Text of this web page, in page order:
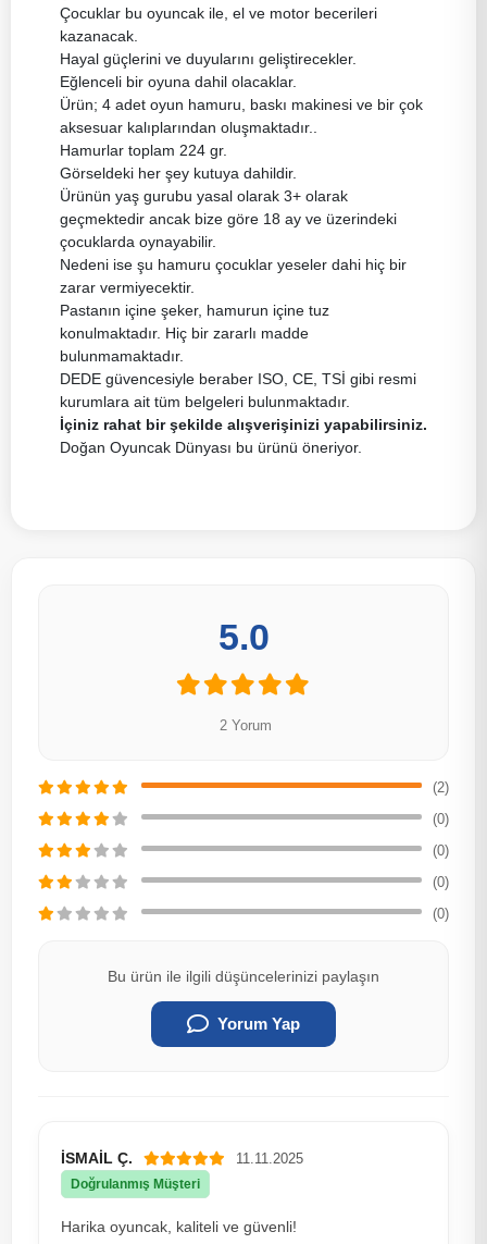
Çocuklar bu oyuncak ile, el ve motor becerileri
kazanacak.
Hayal güçlerini ve duyularını geliştirecekler.
Eğlenceli bir oyuna dahil olacaklar.
Ürün; 4 adet oyun hamuru, baskı makinesi ve bir çok
aksesuar kalıplarından oluşmaktadır..
Hamurlar toplam 224 gr.
Görseldeki her şey kutuya dahildir.
Ürünün yaş gurubu yasal olarak 3+ olarak
geçmektedir ancak bize göre 18 ay ve üzerindeki
çocuklarda oynayabilir.
Nedeni ise şu hamuru çocuklar yeseler dahi hiç bir
zarar vermiyecektir.
Pastanın içine şeker, hamurun içine tuz
konulmaktadır. Hiç bir zararlı madde
bulunmamaktadır.
DEDE güvencesiyle beraber ISO, CE, TSİ gibi resmi
kurumlara ait tüm belgeleri bulunmaktadır.
İçiniz rahat bir şekilde alışverişinizi yapabilirsiniz.
Doğan Oyuncak Dünyası bu ürünü öneriyor.
5.0
2 Yorum
(2)
(0)
(0)
(0)
(0)
Bu ürün ile ilgili düşüncelerinizi paylaşın
Yorum Yap
İSMAİL Ç. 11.11.2025
Doğrulanmış Müşteri
Harika oyuncak, kaliteli ve güvenli!